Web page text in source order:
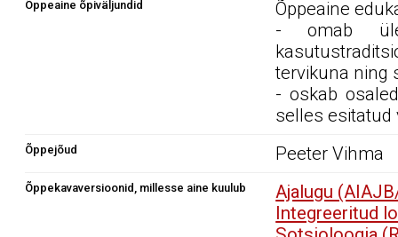
Õppeaine õpiväljundid
Õppeaine
- omab
tervikuna ning
- oskab
selles esitatud
Õppejõud Peeter Vihma
Õppekavaversioonid, millesse aine kuulub
Ajalugu
Integreeritud